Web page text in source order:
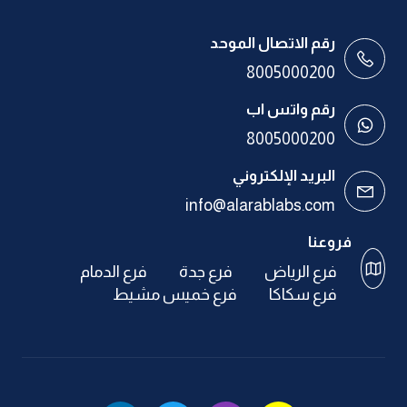
رقم الاتصال الموحد
8005000200
رقم واتس اب
8005000200
البريد الإلكتروني
info@alarablabs.com
فروعنا
فرع الرياض فرع جدة
فرع الدمام
فرع سكاكا
فرع خميس مشيط